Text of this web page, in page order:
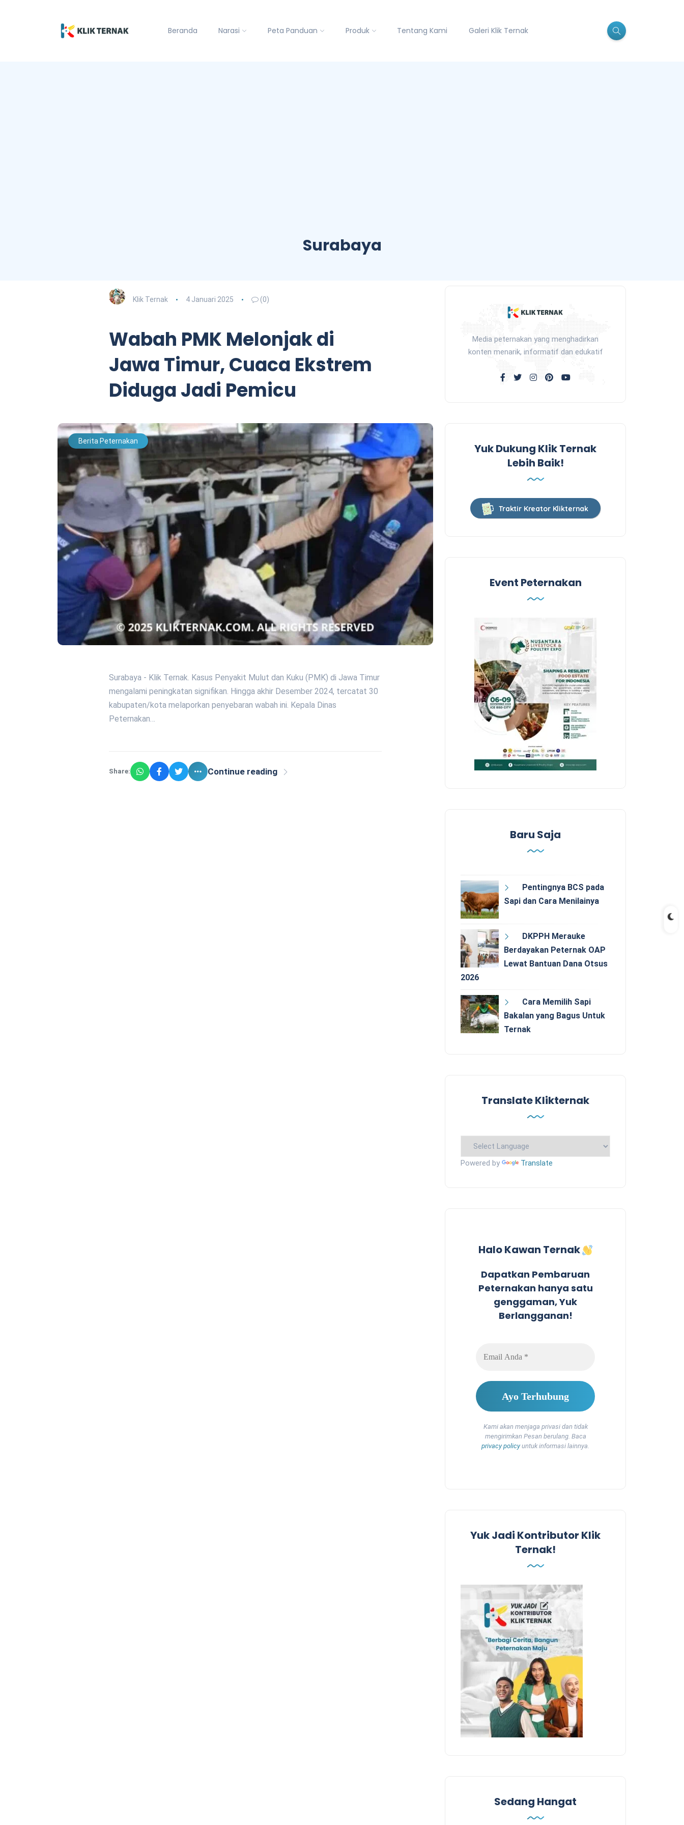
Beranda Narasi Peta Panduan Produk Tentang Kami Galeri Klik Ternak
Surabaya
Klik Ternak 4 Januari 2025 (0)
Wabah PMK Melonjak di
Jawa Timur, Cuaca Ekstrem
Diduga Jadi Pemicu
Berita Peternakan
Surabaya - Klik Ternak. Kasus Penyakit Mulut dan Kuku (PMK) di Jawa Timur
mengalami peningkatan signifikan. Hingga akhir Desember 2024, tercatat 30
kabupaten/kota melaporkan penyebaran wabah ini. Kepala Dinas
Peternakan…
Share: Continue reading
Media peternakan yang menghadirkan
konten menarik, informatif dan edukatif
Yuk Dukung Klik Ternak
Lebih Baik!
Traktir Kreator Klikternak
Event Peternakan
Baru Saja
Pentingnya BCS pada
Sapi dan Cara Menilainya
DKPPH Merauke
Berdayakan Peternak OAP
Lewat Bantuan Dana Otsus
2026
Cara Memilih Sapi
Bakalan yang Bagus Untuk
Ternak
Translate Klikternak
Powered by Translate
Halo Kawan Ternak
Dapatkan Pembaruan
Peternakan hanya satu
genggaman, Yuk
Berlangganan!
Kami akan menjaga privasi dan tidak
mengirimkan Pesan berulang. Baca
privacy policyuntuk informasi lainnya.
Yuk Jadi Kontributor Klik
Ternak!
Sedang Hangat